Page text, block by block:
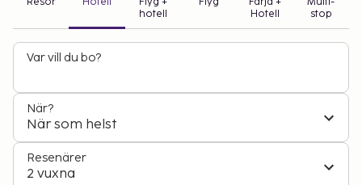
hotell
Hotell
stop
Var vill du bo?
När?
När som helst
Resenärer
2 vuxna